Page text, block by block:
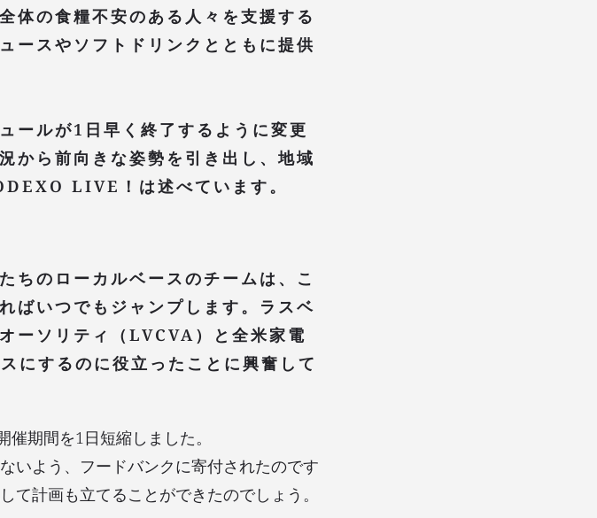
体の食糧不安のある人々を支援する
ースやソフトドリンクとともに提供
ールが1日早く終了するように変更
から前向きな姿勢を引き出し、地域
LIVE！は述べています。
ちのローカルベースのチームは、こ
ばいつでもジャンプします。ラスベ
ーソリティ（LVCVA）と全米家電
にするのに役立ったことに興奮して
期間を1日短縮しました。
いよう、フードバンクに寄付されたのです
計画も立てることができたのでしょう。